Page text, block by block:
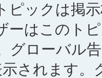
ピックは掲
ーはこのト
グローバル
されます